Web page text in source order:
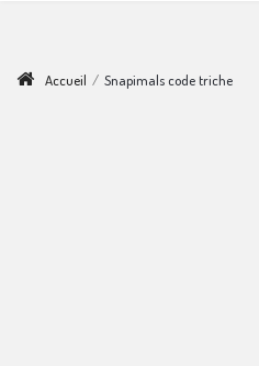
Accueil / Snapimals code triche